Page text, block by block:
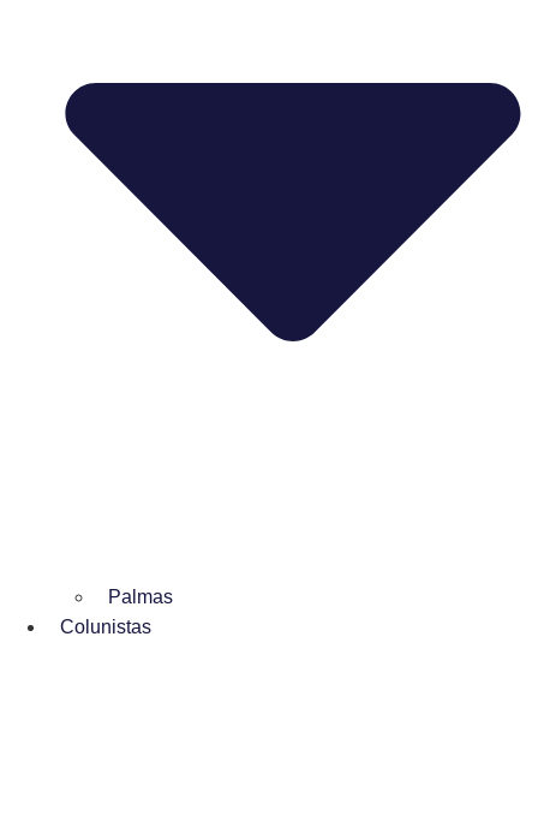
Palmas
Colunistas